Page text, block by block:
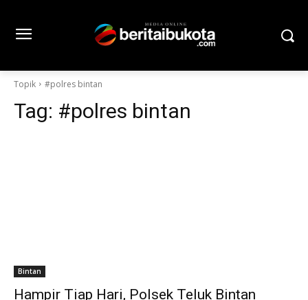
Topik #polres bintan
Tag: #polres bintan
Bintan
Hampir Tiap Hari, Polsek Teluk Bintan